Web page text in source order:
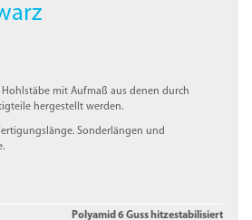
mit Aufmaß aus denen durch
hergestellt werden.
Sonderlängen und
Polyamid 6 Guss hitzestabilisiert